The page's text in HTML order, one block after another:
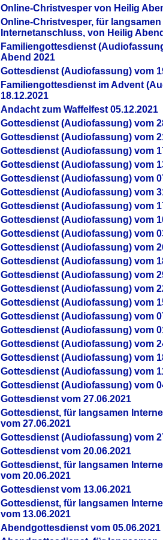
Online-Christvesper von Heilig
Online-Christvesper, für langsamen
Internetanschluss, von Heilig
Familiengottesdienst
Abend 2021
Gottesdienst (Audiofassung) vom
Familiengottesdienst im Advent
18.12.2021
Andacht zum Waffelfest 05.12.2021
Gottesdienst (Audiofassung) vom
Gottesdienst (Audiofassung) vom
Gottesdienst (Audiofassung) vom
Gottesdienst (Audiofassung) vom
Gottesdienst (Audiofassung) vom
Gottesdienst (Audiofassung) vom
Gottesdienst (Audiofassung) vom
Gottesdienst (Audiofassung) vom
Gottesdienst (Audiofassung) vom
Gottesdienst (Audiofassung) vom
Gottesdienst (Audiofassung) vom
Gottesdienst (Audiofassung) vom
Gottesdienst (Audiofassung) vom
Gottesdienst (Audiofassung) vom
Gottesdienst (Audiofassung) vom
Gottesdienst (Audiofassung) vom
Gottesdienst (Audiofassung) vom
Gottesdienst (Audiofassung) vom
Gottesdienst (Audiofassung) vom
Gottesdienst (Audiofassung) vom
Gottesdienst vom 27.06.2021
Gottesdienst, für langsamen
vom 27.06.2021
Gottesdienst (Audiofassung) vom
Gottesdienst vom 20.06.2021
Gottesdienst, für langsamen
vom 20.06.2021
Gottesdienst vom 13.06.2021
Gottesdienst, für langsamen
vom 13.06.2021
Abendgottesdienst vom 05.06.2021